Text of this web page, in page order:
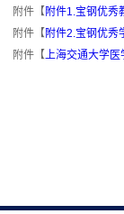
附件【 附件1.宝钢优秀
附件【 附件2.宝钢优秀
附件【上海交通大学